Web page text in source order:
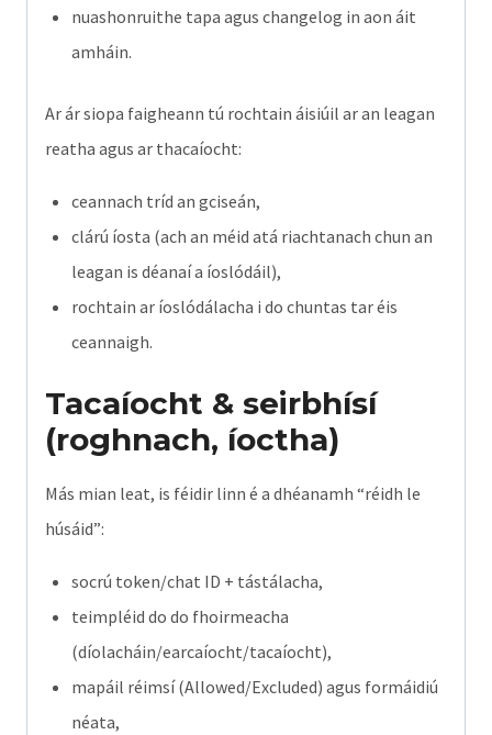
nuashonruithe tapa agus changelog in aon áit
amháin.
Ar ár siopa faigheann tú rochtain áisiúil ar an leagan
reatha agus ar thacaíocht:
ceannach tríd an gciseán,
clárú íosta (ach an méid atá riachtanach chun an
leagan is déanaí a íoslódáil),
rochtain ar íoslódálacha i do chuntas tar éis
ceannaigh.
Tacaíocht & seirbhísí
(roghnach, íoctha)
Más mian leat, is féidir linn é a dhéanamh “réidh le
húsáid”:
socrú token/chat ID + tástálacha,
teimpléid do do fhoirmeacha
(díolacháin/earcaíocht/tacaíocht),
mapáil réimsí (Allowed/Excluded) agus formáidiú
néata,